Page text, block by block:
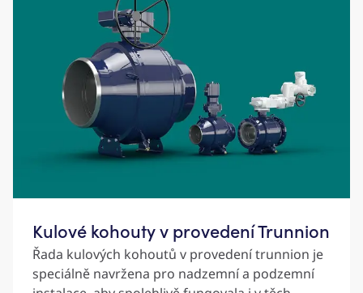
Kulové kohouty v provedení Trunnion
Řada kulových kohoutů v provedení trunnion je
speciálně navržena pro nadzemní a podzemní